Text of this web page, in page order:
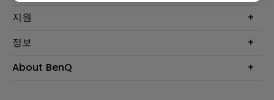
조명
Eye-Care 모니터
e스포츠
비즈니스 디스플레이
지원
문의
서비스센터
정보
프로젝터 거리계산기
About BenQ